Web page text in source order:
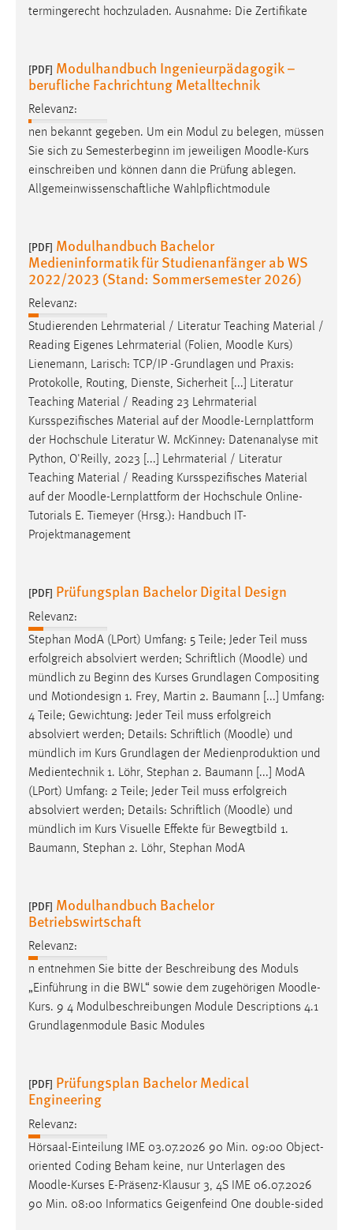
termingerecht hochzuladen. Ausnahme: Die Zertifikate
[PDF] Modulhandbuch Ingenieurpädagogik –
berufliche Fachrichtung Metalltechnik
Relevanz:
nen bekannt gegeben. Um ein Modul zu belegen, müssen
Sie sich zu Semesterbeginn im jeweiligen Moodle-Kurs
einschreiben und können dann die Prüfung ablegen.
Allgemeinwissenschaftliche Wahlpflichtmodule
[PDF] Modulhandbuch Bachelor
Medieninformatik für Studienanfänger ab WS
2022/2023 (Stand: Sommersemester 2026)
Relevanz:
Studierenden Lehrmaterial / Literatur Teaching Material /
Reading Eigenes Lehrmaterial (Folien, Moodle Kurs)
Lienemann, Larisch: TCP/IP -Grundlagen und Praxis:
Protokolle, Routing, Dienste, Sicherheit [...] Literatur
Teaching Material / Reading 23 Lehrmaterial
Kursspezifisches Material auf der Moodle-Lernplattform
der Hochschule Literatur W. McKinney: Datenanalyse mit
Python, O'Reilly, 2023 [...] Lehrmaterial / Literatur
Teaching Material / Reading Kursspezifisches Material
auf der Moodle-Lernplattform der Hochschule Online-
Tutorials E. Tiemeyer (Hrsg.): Handbuch IT-
Projektmanagement
[PDF] Prüfungsplan Bachelor Digital Design
Relevanz:
Stephan ModA (LPort) Umfang: 5 Teile; Jeder Teil muss
erfolgreich absolviert werden; Schriftlich (Moodle) und
mündlich zu Beginn des Kurses Grundlagen Compositing
und Motiondesign 1. Frey, Martin 2. Baumann [...] Umfang:
4 Teile; Gewichtung: Jeder Teil muss erfolgreich
absolviert werden; Details: Schriftlich (Moodle) und
mündlich im Kurs Grundlagen der Medienproduktion und
Medientechnik 1. Löhr, Stephan 2. Baumann [...] ModA
(LPort) Umfang: 2 Teile; Jeder Teil muss erfolgreich
absolviert werden; Details: Schriftlich (Moodle) und
mündlich im Kurs Visuelle Effekte für Bewegtbild 1.
Baumann, Stephan 2. Löhr, Stephan ModA
[PDF] Modulhandbuch Bachelor
Betriebswirtschaft
Relevanz:
n entnehmen Sie bitte der Beschreibung des Moduls
„Einführung in die BWL“ sowie dem zugehörigen Moodle-
Kurs. 9 4 Modulbeschreibungen Module Descriptions 4.1
Grundlagenmodule Basic Modules
[PDF] Prüfungsplan Bachelor Medical
Engineering
Relevanz:
Hörsaal-Einteilung IME 03.07.2026 90 Min. 09:00 Object-
oriented Coding Beham keine, nur Unterlagen des
Moodle-Kurses E-Präsenz-Klausur 3, 4S IME 06.07.2026
90 Min. 08:00 Informatics Geigenfeind One double-sided